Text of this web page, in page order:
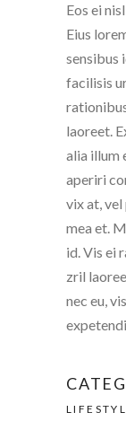
Eos ei
Eius
sensibus
facilisis
laoreet.
alia illum
aperiri
vix at,
mea et.
id. Vis ei
zril
nec eu,